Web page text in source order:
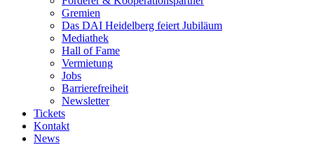
Gremien
Das DAI Heidelberg feiert Jubiläum
Mediathek
Hall of Fame
Vermietung
Jobs
Barrierefreiheit
Newsletter
Tickets
Kontakt
News